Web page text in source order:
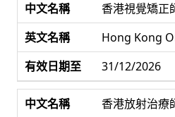
香港視覺矯正
Hong Kong
31/12/2026
香港放射治療